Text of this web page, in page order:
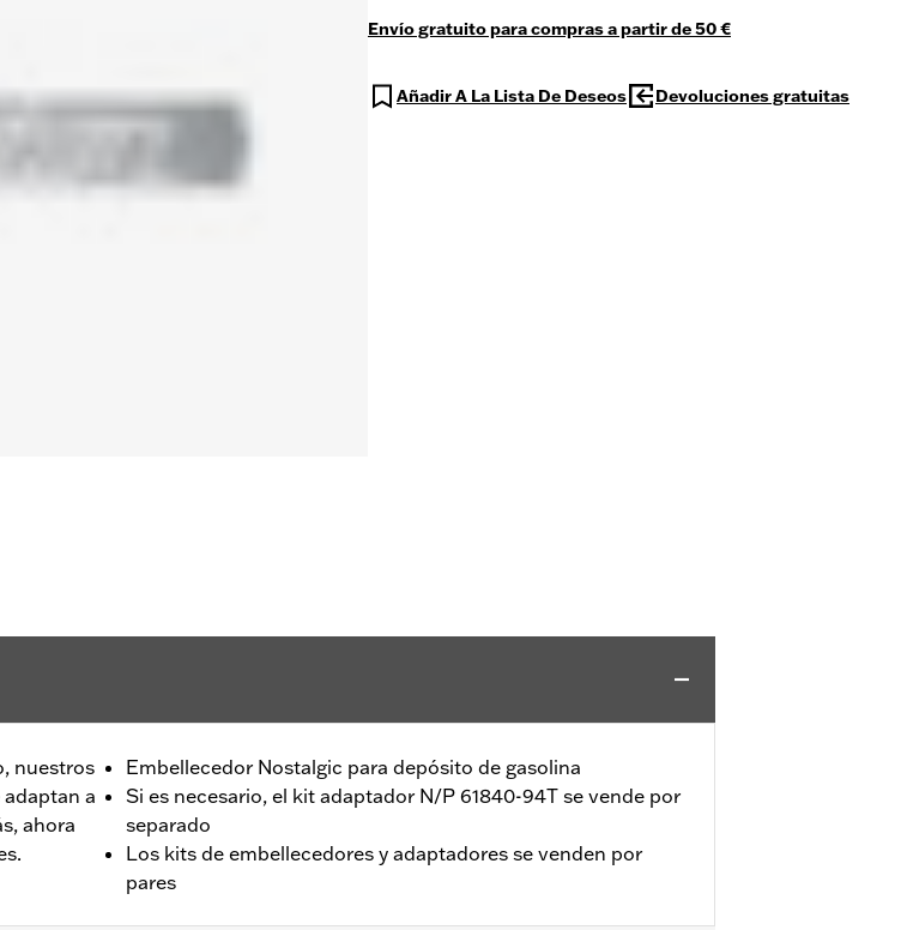
Envío gratuito para compras a partir de 50 €
Añadir A La Lista De Deseos Devoluciones gratuitas
nuestros
a
ahora
Embellecedor Nostalgic para depósito de gasolina
Si es necesario, el kit adaptador N/P 61840-94T se vende por
separado
Los kits de embellecedores y adaptadores se venden por
pares